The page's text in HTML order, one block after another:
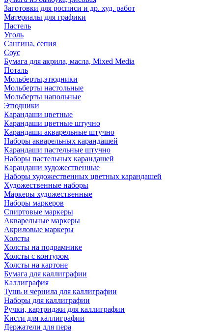
Заготовки для росписи и др. худ. работ
Материалы для графики
Пастель
Уголь
Сангина, сепия
Соус
Бумага для акрила, масла, Mixed Media
Поталь
Мольберты,этюдники
Мольберты настольные
Мольберты напольные
Этюдники
Карандаши цветные
Карандаши цветные штучно
Карандаши акварельные штучно
Наборы акварельных карандашей
Карандаши пастельные штучно
Наборы пастельных карандашей
Карандаши художественные
Наборы художественных цветных карандашей
Художественные наборы
Маркеры художественные
Наборы маркеров
Спиртовые маркеры
Акварельные маркеры
Акриловые маркеры
Холсты
Холсты на подрамнике
Холсты с контуром
Холсты на картоне
Бумага для каллиграфии
Каллиграфия
Тушь и чернила для каллиграфии
Наборы для каллиграфии
Ручки, картриджи для каллиграфии
Кисти для каллиграфии
Держатели для пера